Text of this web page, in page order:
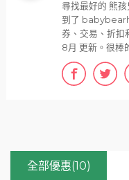
全部優惠(10)
尋找最好的 熊
到了
券、交易、折扣
8月 更新。很棒